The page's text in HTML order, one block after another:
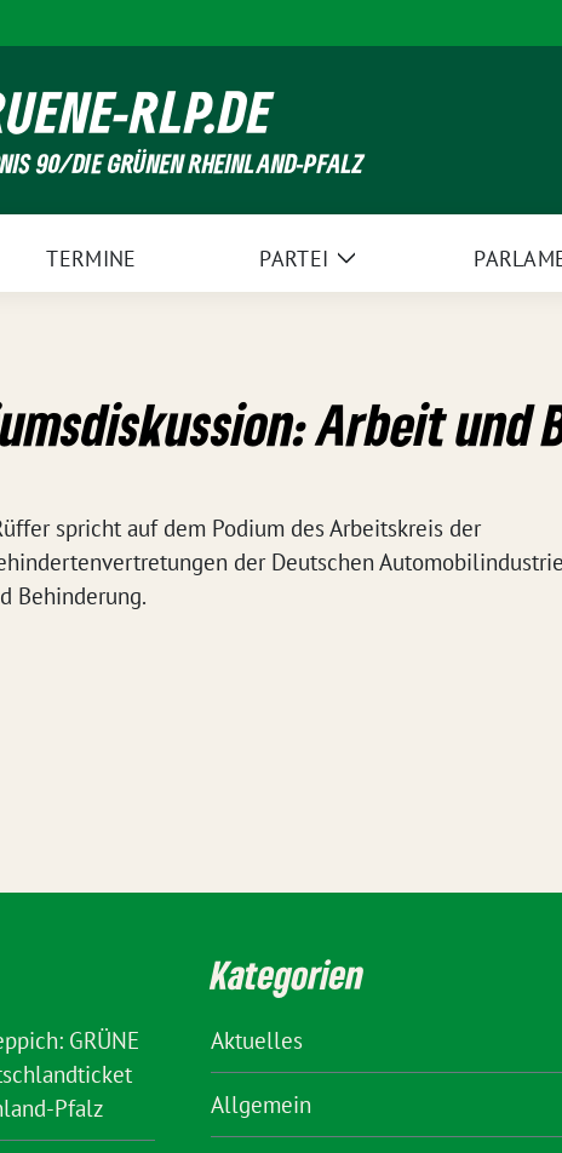
RLP.DE
90/DIE GRÜNEN RHEINLAND-PFALZ
TERMINE PARTEI
Zeige
Arbeit und
spricht auf dem Podium des Arbeitskreis der
der Deutschen
Behinderung.
GRÜNE
Pfalz
Kategorien
Aktuelles
Allgemein